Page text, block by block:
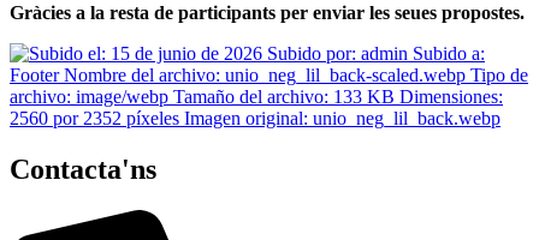
Gràcies a la resta de participants per enviar les seues propostes.
Contacta'ns